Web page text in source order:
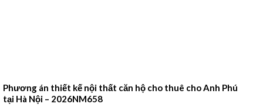
Phương án thiết kế nội thất căn hộ cho thuê cho Anh Phú
tại Hà Nội – 2026NM658